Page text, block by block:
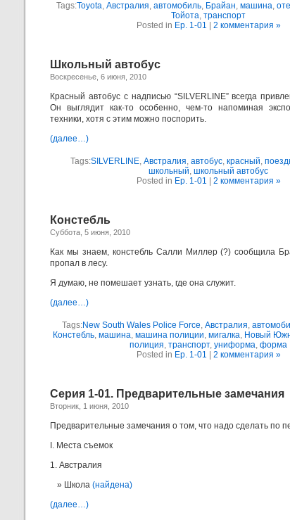
Tags:Toyota, Австралия, автомобиль, Брайан, машина,
Тойота, транспорт
Posted in Ep. 1-01 2 комментария »
Школьный автобус
Воскресенье, 6 июня, 2010
Красный автобус с надписью “SILVERLINE” всегда
Он выглядит как-то особенно, чем-то напоминая
техники, хотя с этим можно поспорить.
(далее…)
Tags:SILVERLINE, Австралия, автобус, красный,
школьный, школьный автобус
Posted in Ep. 1-01 2 комментария »
Констебль
Суббота, 5 июня, 2010
Как мы знаем, констебль Салли Миллер (?) сообщила
пропал в лесу.
Я думаю, не помешает узнать, где она служит.
(далее…)
Tags:New South Wales Police Force, Австралия,
Констебль, машина, машина полиции, мигалка, Новый
полиция, транспорт, униформа, форма
Posted in Ep. 1-01 2 комментария »
Серия 1-01. Предварительные замечания
Вторник, 1 июня, 2010
Предварительные замечания о том, что надо сделать по
I. Места съемок
1. Австралия
Школа (найдена)
(далее…)